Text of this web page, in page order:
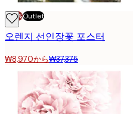
-70%Outlet
오렌지 선인장꽃 포스터
₩8,970から₩37,375